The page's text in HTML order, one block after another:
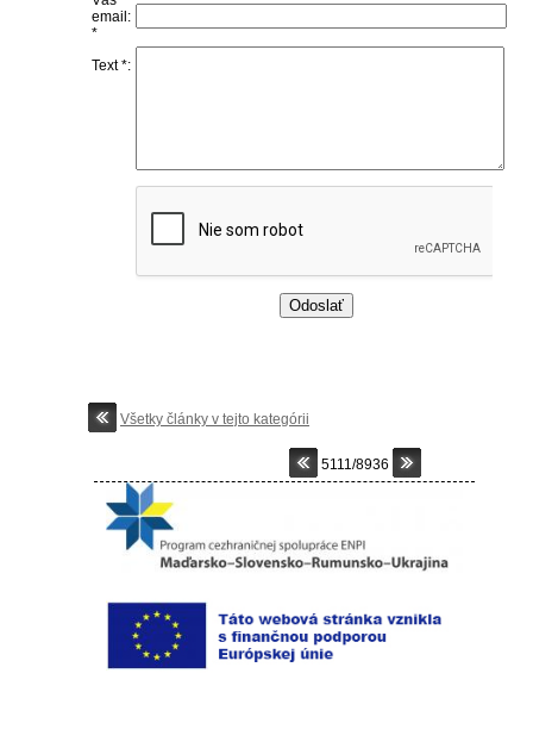
email:
*
Text *:
Všetky články v tejto kategórii
5111/8936